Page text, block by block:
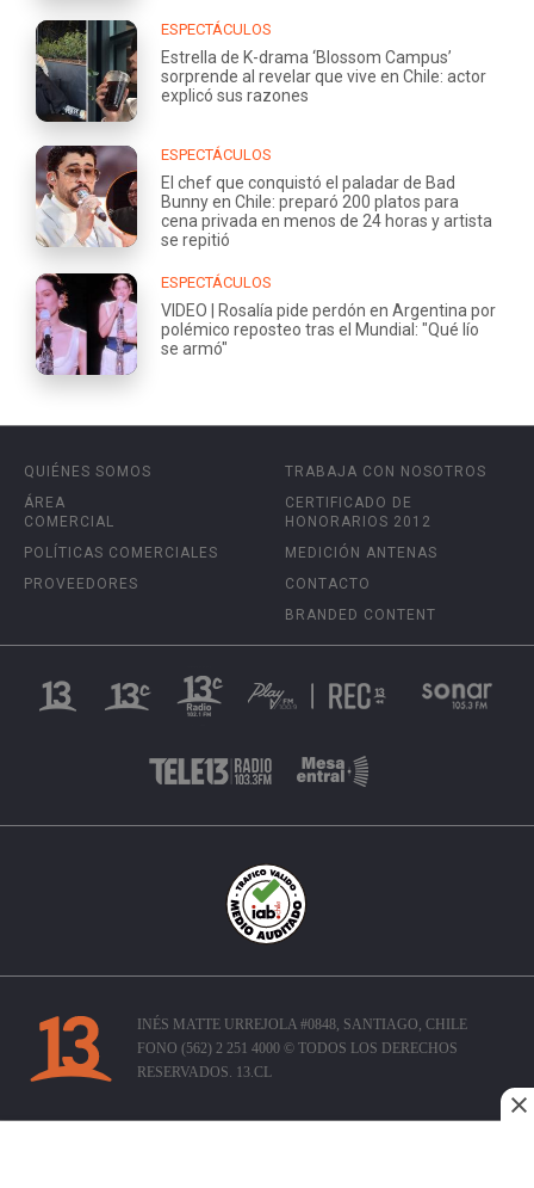
ESPECTÁCULOS
Estrella de K-drama ‘Blossom Campus’
sorprende al revelar que vive en Chile: actor
explicó sus razones
ESPECTÁCULOS
El chef que conquistó el paladar de Bad
Bunny en Chile: preparó 200 platos para
cena privada en menos de 24 horas y artista
se repitió
ESPECTÁCULOS
VIDEO | Rosalía pide perdón en Argentina por
polémico reposteo tras el Mundial: "Qué lío
se armó"
QUIÉNES SOMOS
ÁREA
COMERCIAL
POLÍTICAS COMERCIALES
PROVEEDORES
TRABAJA CON NOSOTROS
CERTIFICADO DE
HONORARIOS 2012
MEDICIÓN ANTENAS
CONTACTO
BRANDED CONTENT
INÉS MATTE URREJOLA #0848, SANTIAGO, CHILE
FONO (562) 2 251 4000 © TODOS LOS DERECHOS
RESERVADOS. 13.CL